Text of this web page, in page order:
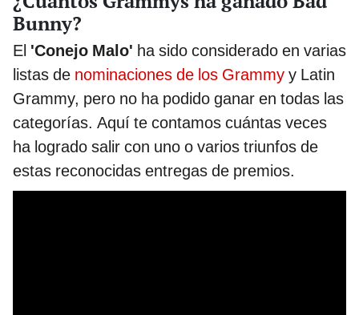
Bunny?
El 'Conejo Malo' ha sido considerado en varias
listas de nominaciones de los Grammy y Latin
Grammy, pero no ha podido ganar en todas las
categorías. Aquí te contamos cuántas veces
ha logrado salir con uno o varios triunfos de
estas reconocidas entregas de premios.